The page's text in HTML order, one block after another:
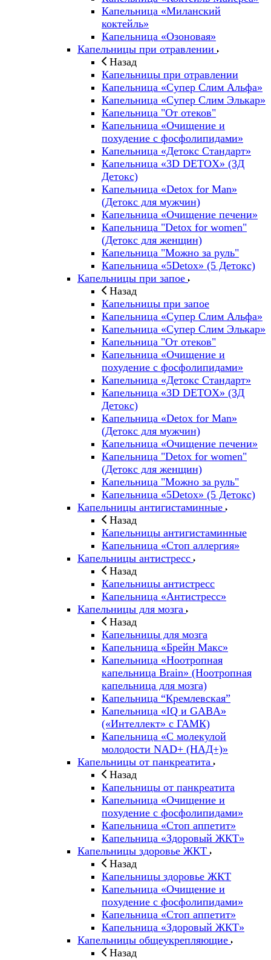
Капельница «Миланский
коктейль»
Капельница «Озоновая»
Капельницы при отравлении
Назад
Капельницы при отравлении
Капельница «Супер Слим Альфа»
Капельница «Супер Слим Элькар»
Капельница "От отеков"
Капельница «Очищение и
похудение с фосфолипидами»
Капельница «Детокс Стандарт»
Капельница «3D DETOX» (3Д
Детокс)
Капельница «Detox for Man»
(Детокс для мужчин)
Капельница «Очищение печени»
Капельница "Detox for women"
(Детокс для женщин)
Капельница "Можно за руль"
Капельница «5Detox» (5 Детокс)
Капельницы при запое
Назад
Капельницы при запое
Капельница «Супер Слим Альфа»
Капельница «Супер Слим Элькар»
Капельница "От отеков"
Капельница «Очищение и
похудение с фосфолипидами»
Капельница «Детокс Стандарт»
Капельница «3D DETOX» (3Д
Детокс)
Капельница «Detox for Man»
(Детокс для мужчин)
Капельница «Очищение печени»
Капельница "Detox for women"
(Детокс для женщин)
Капельница "Можно за руль"
Капельница «5Detox» (5 Детокс)
Капельницы антигистаминные
Назад
Капельницы антигистаминные
Капельница «Стоп аллергия»
Капельницы антистресс
Назад
Капельницы антистресс
Капельница «Антистресс»
Капельницы для мозга
Назад
Капельницы для мозга
Капельница «Брейн Макс»
Капельница «Ноотропная
капельница Brain» (Ноотропная
капельница для мозга)
Капельница “Кремлевская”
Капельница «IQ и GABA»
(«Интеллект» с ГАМК)
Капельница «С молекулой
молодости NAD+ (НАД+)»
Капельницы от панкреатита
Назад
Капельницы от панкреатита
Капельница «Очищение и
похудение с фосфолипидами»
Капельница «Стоп аппетит»
Капельница «Здоровый ЖКТ»
Капельницы здоровье ЖКТ
Назад
Капельницы здоровье ЖКТ
Капельница «Очищение и
похудение с фосфолипидами»
Капельница «Стоп аппетит»
Капельница «Здоровый ЖКТ»
Капельницы общеукрепляющие
Назад